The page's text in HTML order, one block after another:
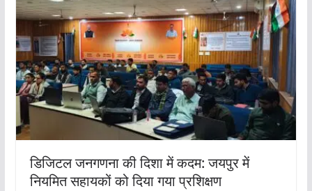
डिजिटल जनगणना की दिशा में कदम: जयपुर में
नियमित सहायकों को दिया गया प्रशिक्षण